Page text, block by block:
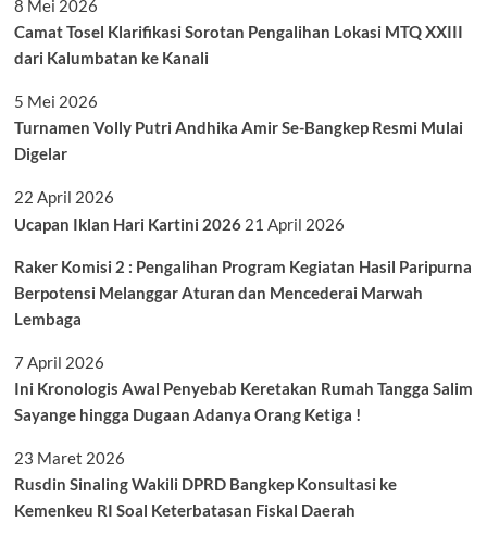
8 Mei 2026
Camat Tosel Klarifikasi Sorotan Pengalihan Lokasi MTQ XXIII
dari Kalumbatan ke Kanali
5 Mei 2026
Turnamen Volly Putri Andhika Amir Se-Bangkep Resmi Mulai
Digelar
22 April 2026
Ucapan Iklan Hari Kartini 2026 21 April 2026
Raker Komisi 2 : Pengalihan Program Kegiatan Hasil Paripurna
Berpotensi Melanggar Aturan dan Mencederai Marwah
Lembaga
7 April 2026
Ini Kronologis Awal Penyebab Keretakan Rumah Tangga Salim
Sayange hingga Dugaan Adanya Orang Ketiga !
23 Maret 2026
Rusdin Sinaling Wakili DPRD Bangkep Konsultasi ke
Kemenkeu RI Soal Keterbatasan Fiskal Daerah